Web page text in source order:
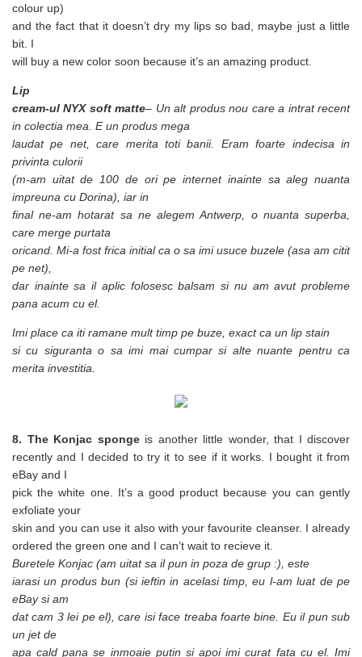
colour up)
and the fact that it doesn’t dry my lips so bad, maybe just a little
bit. I
will buy a new color soon because it’s an amazing product.
Lip
cream-ul NYX soft matte– Un alt produs nou care a intrat recent
in colectia mea. E un produs mega
laudat pe net, care merita toti banii. Eram foarte indecisa in
privinta culorii
(m-am uitat de 100 de ori pe internet inainte sa aleg nuanta
impreuna cu Dorina), iar in
final ne-am hotarat sa ne alegem Antwerp, o nuanta superba,
care merge purtata
oricand. Mi-a fost frica initial ca o sa imi usuce buzele (asa am citit
pe net),
dar inainte sa il aplic folosesc balsam si nu am avut probleme
pana acum cu el.
Imi place ca iti ramane mult timp pe buze, exact ca un lip stain
si cu siguranta o sa imi mai cumpar si alte nuante pentru ca
merita investitia.
8. The Konjac spongeis another little wonder, that I discover
recently and I decided to try it to see if it works. I bought it from
eBay and I
pick the white one. It’s a good product because you can gently
exfoliate your
skin and you can use it also with your favourite cleanser. I already
ordered the green one and I can’t wait to recieve it.
Buretele Konjac (am uitat sa il pun in poza de grup :), este
iarasi un produs bun (si ieftin in acelasi timp, eu l-am luat de pe
eBay si am
dat cam 3 lei pe el), care isi face treaba foarte bine. Eu il pun sub
un jet de
apa cald pana se inmoaie putin si apoi imi curat fata cu el. Imi